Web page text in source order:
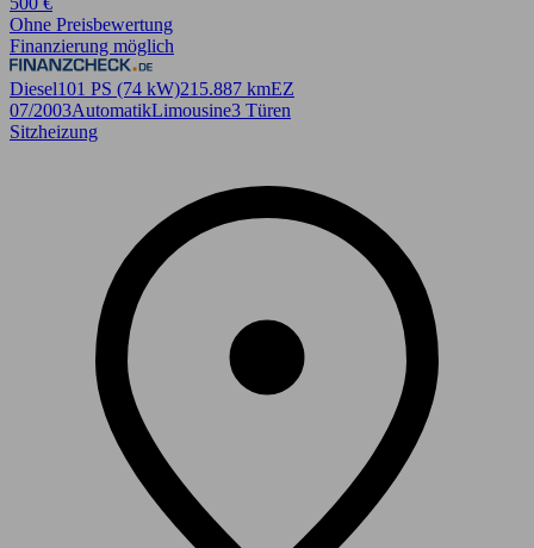
Ohne Preisbewertung
Finanzierung möglich
Diesel101 PS (74 kW)215.887 kmEZ
07/2003AutomatikLimousine3 Türen
Sitzheizung